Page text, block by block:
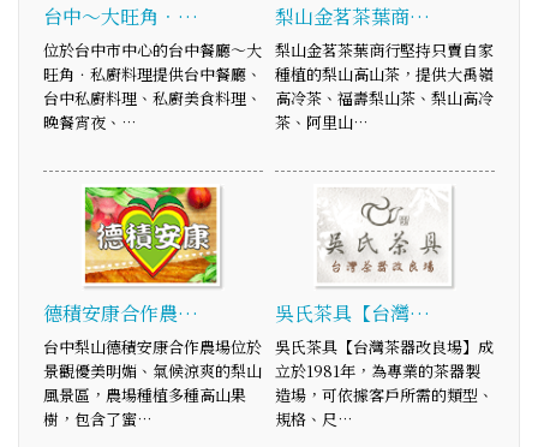
台中～大旺角．…
位於台中市中心的台中餐廳～大
旺角．私廚料理提供台中餐廳、
台中私廚料理、私廚美食料理、
晚餐宵夜、…
梨山金茗茶葉商…
梨山金茗茶葉商行堅持只賣自家
種植的梨山高山茶，提供大禹嶺
高冷茶、福壽梨山茶、梨山高冷
茶、阿里山…
德積安康合作農…
台中梨山德積安康合作農場位於
景觀優美明媚、氣候涼爽的梨山
風景區，農場種植多種高山果
樹，包含了蜜…
吳氏茶具【台灣…
吳氏茶具【台灣茶器改良場】成
立於1981年，為專業的茶器製
造場，可依據客戶所需的類型、
規格、尺…